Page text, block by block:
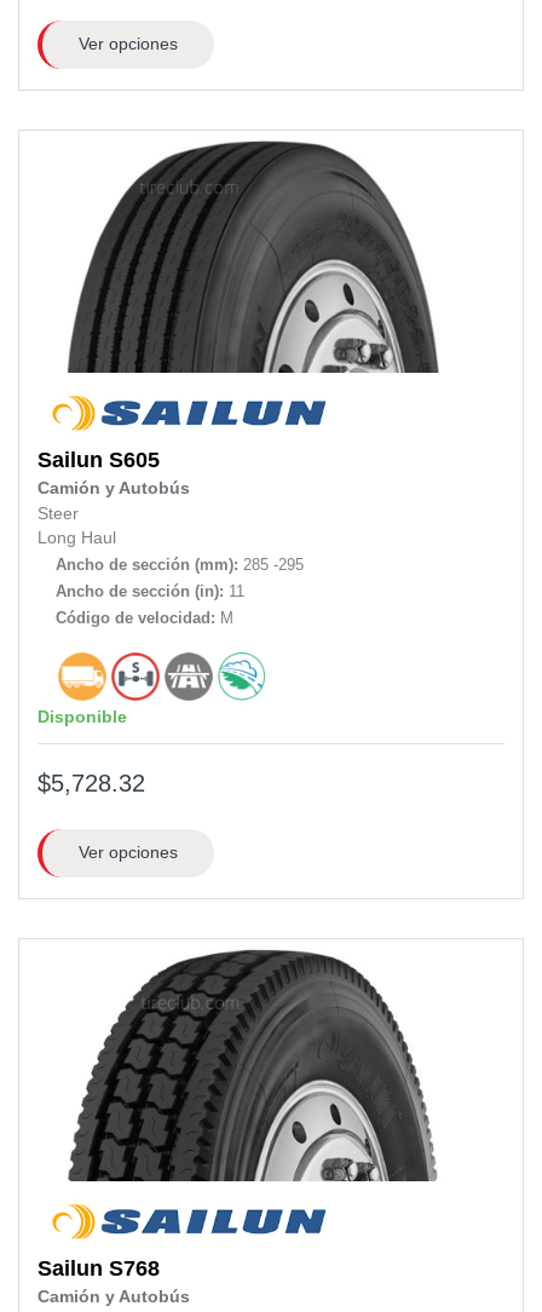
Ver opciones
Sailun S605
Camión y Autobús
Steer
Long Haul
Ancho de sección (mm): 285 -295
Ancho de sección (in): 11
Código de velocidad: M
Disponible
$5,728.32
Ver opciones
Sailun S768
Camión y Autobús